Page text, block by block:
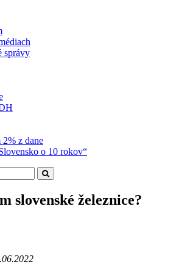
správy
2% z dane
o 10 rokov“
slovenské železnice?